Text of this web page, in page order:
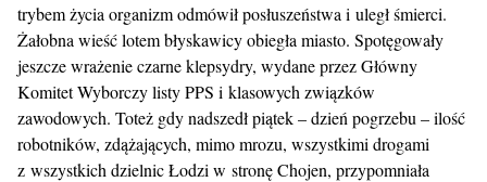
trybem życia organizm odmówił posłuszeństwa i uległ śmierci.
Żałobna wieść lotem błyskawicy obiegła miasto. Spotęgowały
jeszcze wrażenie czarne klepsydry, wydane przez Główny
Komitet Wyborczy listy PPS i klasowych związków
zawodowych. Toteż gdy nadszedł piątek – dzień pogrzebu – ilość
robotników, zdążających, mimo mrozu, wszystkimi drogami
z wszystkich dzielnic Łodzi w stronę Chojen, przypomniała